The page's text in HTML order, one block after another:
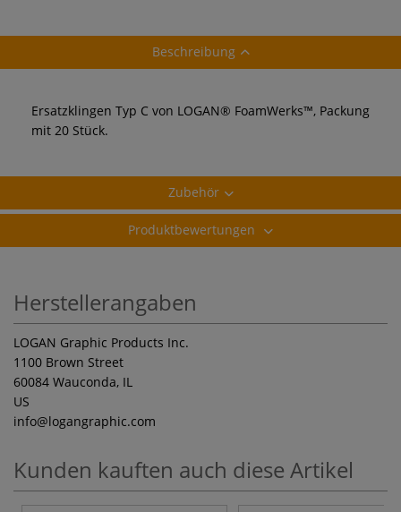
Beschreibung
Ersatzklingen Typ C von LOGAN® FoamWerks™, Packung
mit 20 Stück.
Zubehör
Produktbewertungen
Herstellerangaben
LOGAN Graphic Products Inc.
1100 Brown Street
60084 Wauconda, IL
US
info@logangraphic.com
Kunden kauften auch diese Artikel